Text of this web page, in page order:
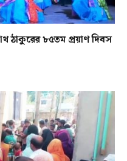
ঠাকুরের ৮৫তম প্রয়াণ দিবস